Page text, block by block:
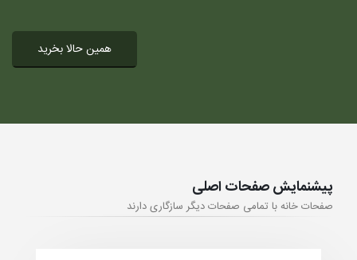
همین حالا بخرید
پیشنمایش صفحات اصلی
صفحات خانه با تمامی صفحات دیگر سازگاری دارند